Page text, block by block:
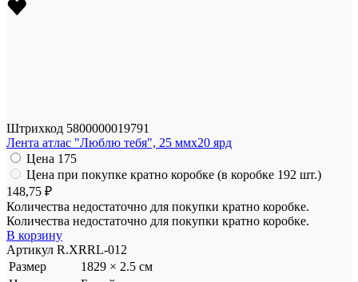
Штрихкод 5800000019791
Лента атлас "Люблю тебя", 25 ммx20 ярд
Цена 175
Цена при покупке кратно коробке (в коробке 192 шт.)
148,75 ₽
Количества недостаточно для покупки кратно коробке.
Количества недостаточно для покупки кратно коробке.
В корзину
Артикул R.XRRL-012
Размер
1829 × 2.5 см